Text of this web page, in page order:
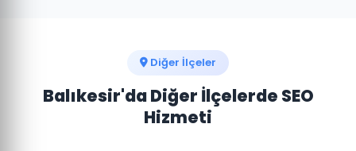
Diğer İlçeler
Balıkesir'da Diğer İlçelerde SEO
Hizmeti